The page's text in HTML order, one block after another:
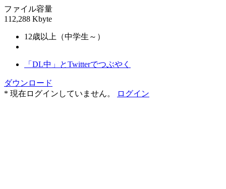
ファイル容量
112,288 Kbyte
12歳以上（中学生～）
「DL中」とTwitterでつぶやく
ダウンロード
* 現在ログインしていません。
ログイン